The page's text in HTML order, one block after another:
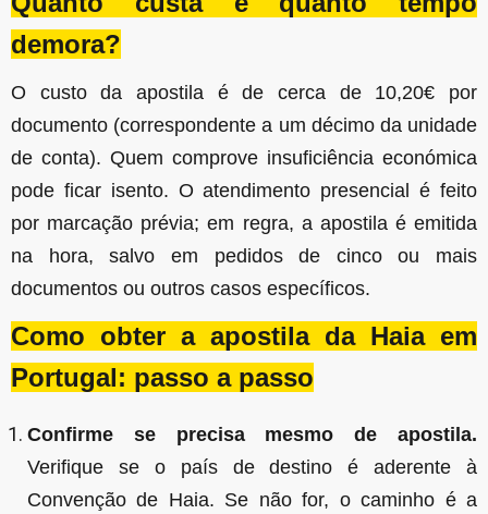
demora?
O custo da apostila é de cerca de 10,20€ por
documento (correspondente a um décimo da unidade
de conta). Quem comprove insuficiência económica
pode ficar isento. O atendimento presencial é feito
por marcação prévia; em regra, a apostila é emitida
na hora, salvo em pedidos de cinco ou mais
documentos ou outros casos específicos.
Como obter a apostila da Haia em
Portugal: passo a passo
Confirme se precisa mesmo de apostila.
Verifique se o país de destino é aderente à
Convenção de Haia. Se não for, o caminho é a